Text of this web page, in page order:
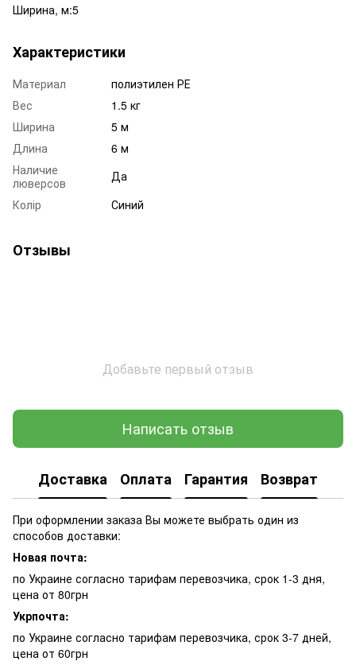
Ширина, м:5
Характеристики
Материал
полиэтилен РЕ
Вес
1.5 кг
Ширина
5 м
Длина
6 м
Наличие
люверсов
Да
Колір
Синий
Отзывы
Добавьте первый отзыв
Написать отзыв
Доставка Оплата Гарантия Возврат
При оформлении заказа Вы можете выбрать один из
способов доставки:
Новая почта:
по Украине согласно тарифам перевозчика, срок 1-3 дня,
цена от 80грн
Укрпочта:
по Украине согласно тарифам перевозчика, срок 3-7 дней,
цена от 60грн